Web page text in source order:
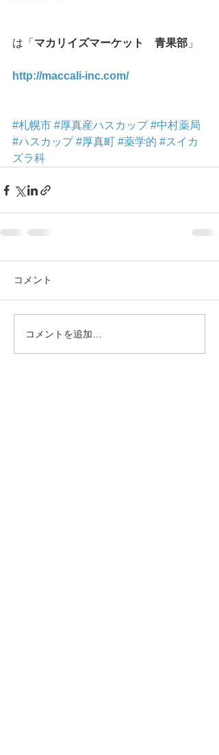
は「 マカリイズマーケット　青果部 」
http://maccali-inc.com/
#札幌市 #厚真産ハスカップ #中村薬局
#ハスカップ #厚真町 #薬学的 #スイカ
ズラ科
コメント
コメントを追加…